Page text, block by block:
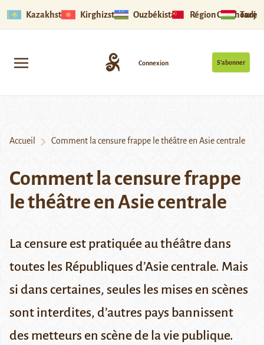
Kazakhstan Kirghizstan Ouzbékistan Région Ouïghoure
S’abonner
Connexion
Accueil Comment la censure frappe le théâtre en Asie centrale
Comment la censure frappe
le théâtre en Asie centrale
La censure est pratiquée au théâtre dans
toutes les Républiques d’Asie centrale. Mais
si dans certaines, seules les mises en scènes
sont interdites, d’autres pays bannissent
des metteurs en scène de la vie publique.